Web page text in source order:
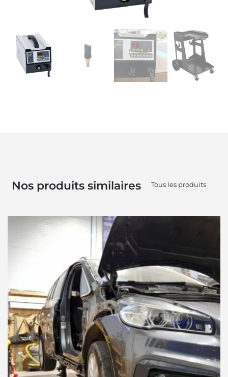
Nos produits similaires Tous les produits